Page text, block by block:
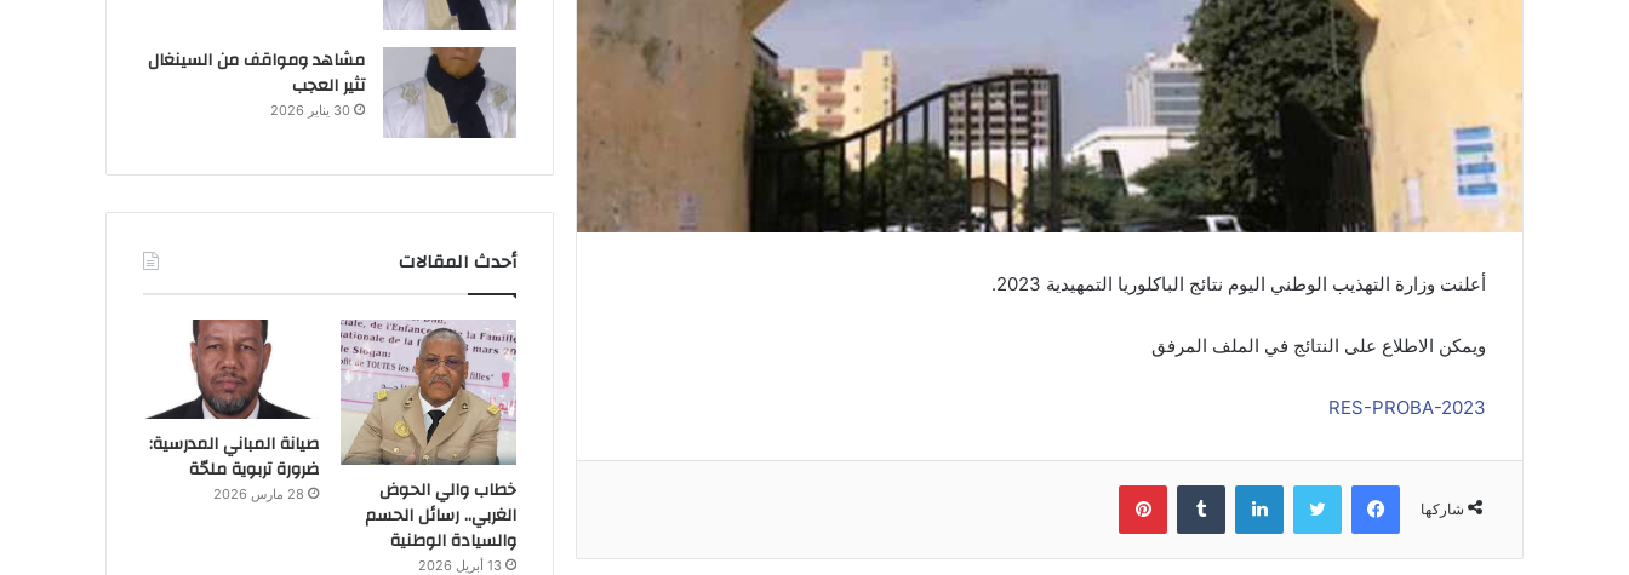
أعلنت وزارة التهذيب الوطني اليوم نتائج الباكلوريا التمهيدية 2023.
ويمكن الاطلاع على النتائج في الملف المرفق
RES-PROBA-2023
شاركها
فيسبوك تويتر لينكدإن بينتيريست
مشاهد ومواقف من السينغال
تثير العجب
30 يناير 2026
أحدث المقالات
خطاب والي الحوض
الغربي.. رسائل الحسم
والسيادة الوطنية
13 أبريل 2026
صيانة المباني المدرسية:
ضرورة تربوية ملحّة
28 مارس 2026